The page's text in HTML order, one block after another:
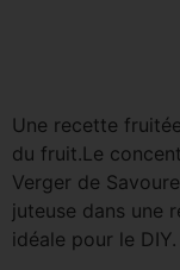
Une recette
du fruit.Le
Verger de
juteuse dans une
idéale pour le DIY.